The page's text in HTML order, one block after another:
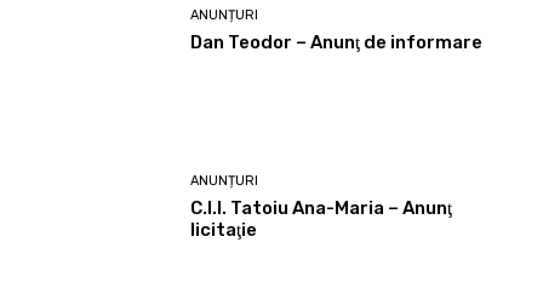
ANUNȚURI
Dan Teodor – Anunţ de informare
ANUNȚURI
C.I.I. Tatoiu Ana-Maria – Anunţ
licitaţie